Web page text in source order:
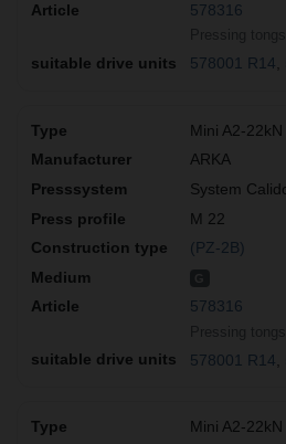
578316
578001 R14
Mini A2-22kN
ARKA
System
M 22
(PZ-2B)
578316
578001 R14
Mini A2-22kN